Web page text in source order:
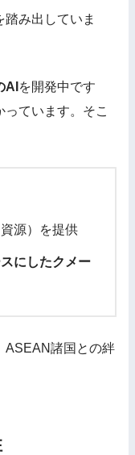
み出していま
AI を開発中です
ています。そこ
源）を提供
にしたクメー
ASEAN諸国との絆